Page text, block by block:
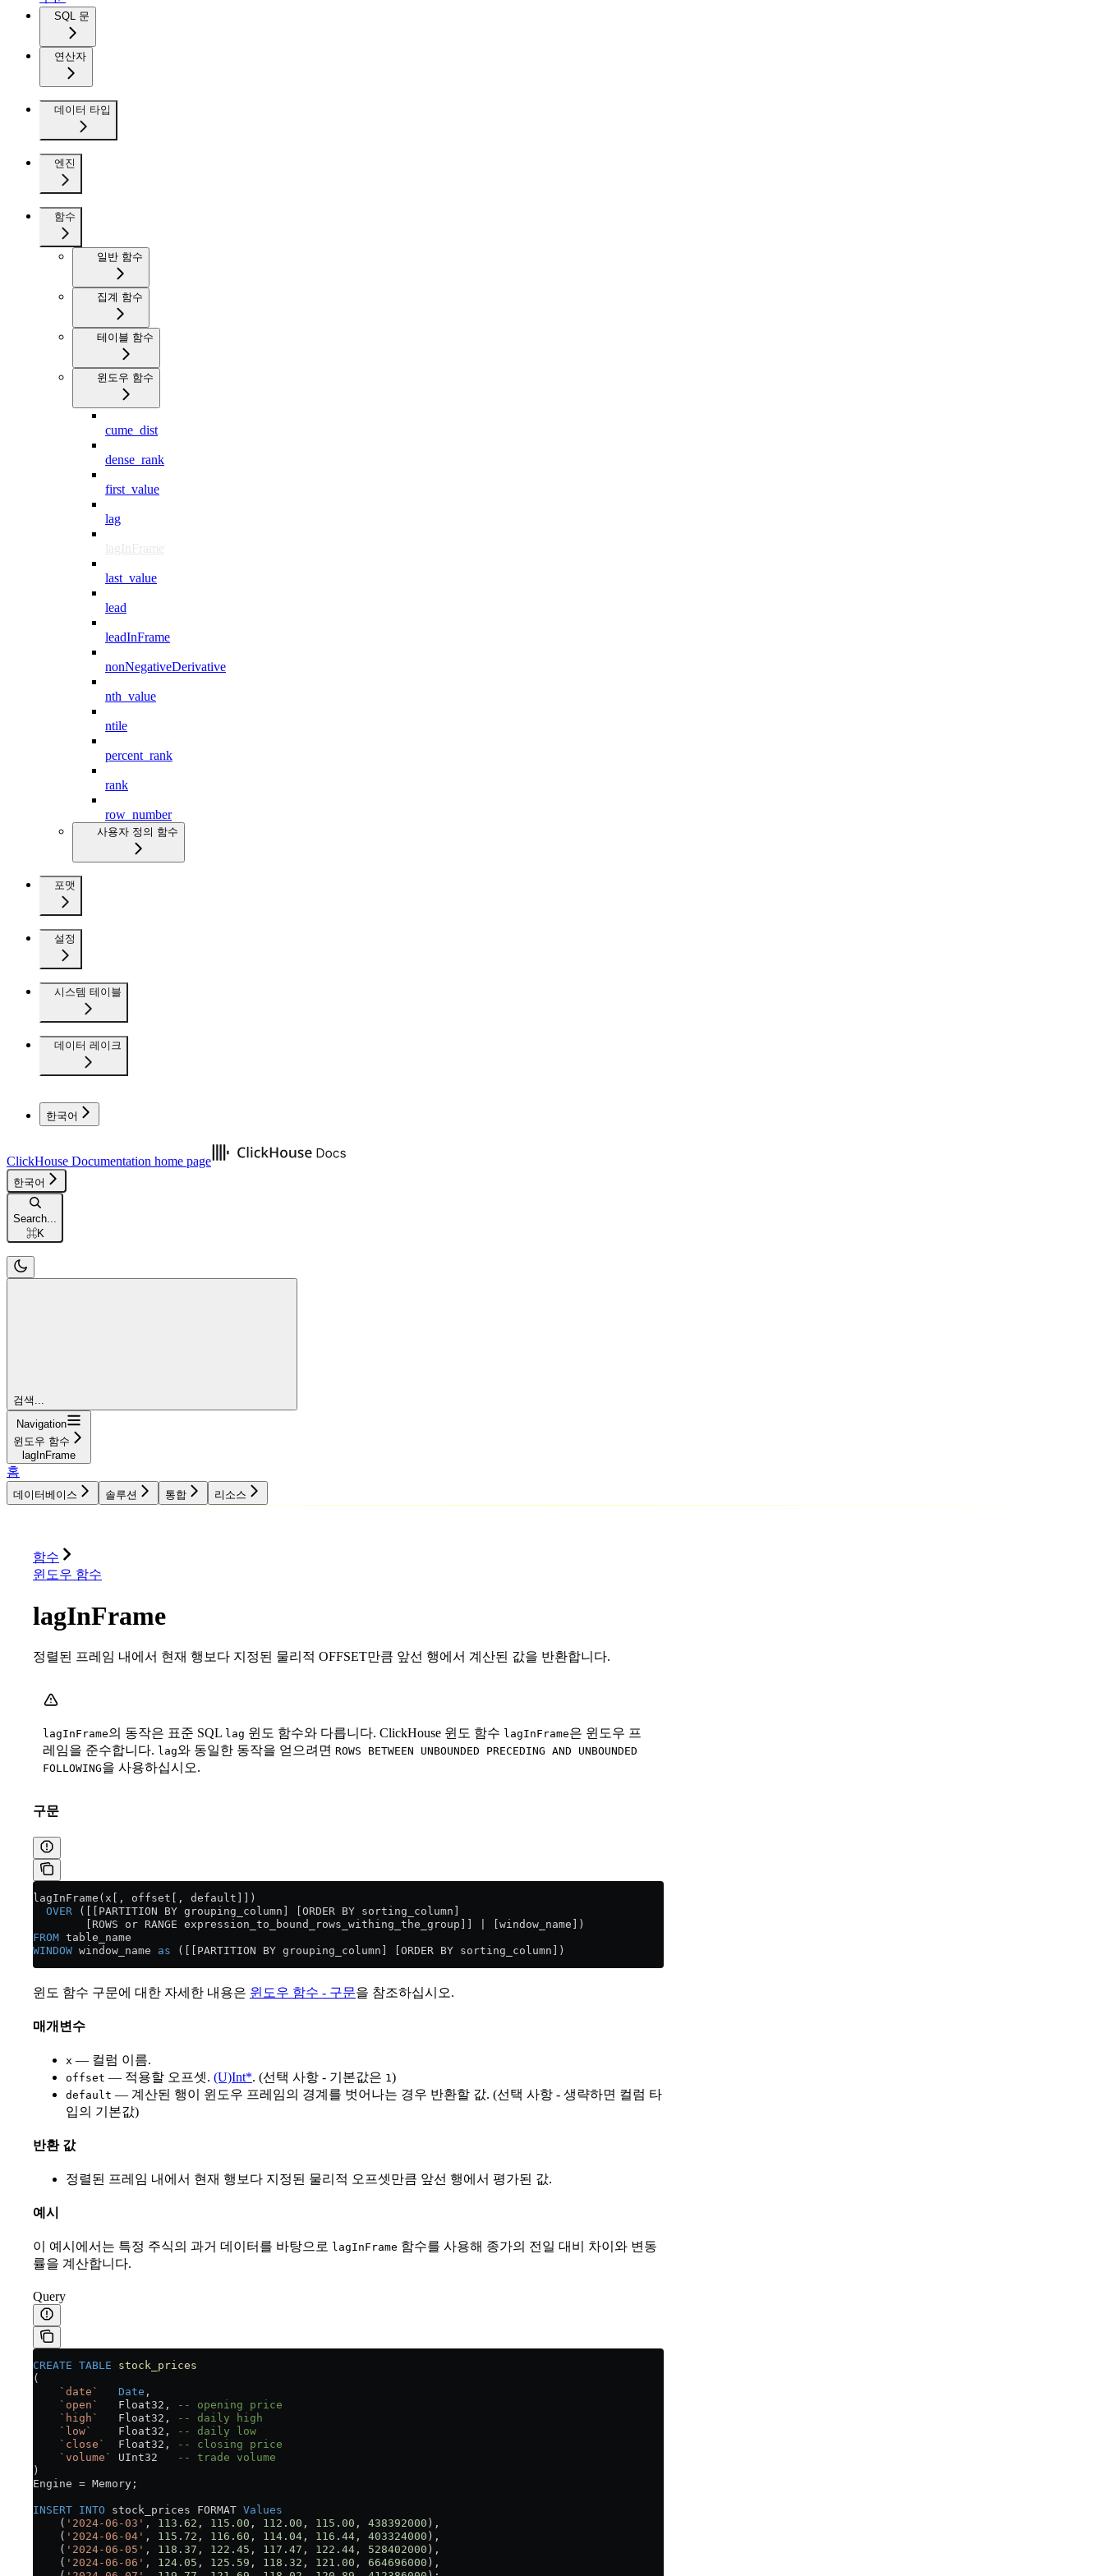
SQL 문
연산자
데이터 타입
엔진
함수
일반 함수
집계 함수
테이블 함수
윈도우 함수
cume_dist
dense_rank
first_value
lag
lagInFrame
last_value
lead
leadInFrame
nonNegativeDerivative
nth_value
ntile
percent_rank
rank
row_number
사용자 정의 함수
포맷
설정
시스템 테이블
데이터 레이크
한국어
ClickHouse Documentation home page
한국어
Search...
⌘K
검색...
Navigation
윈도우 함수
lagInFrame
홈
데이터베이스 솔루션 통합 리소스
함수
윈도우 함수
lagInFrame
정렬된 프레임 내에서 현재 행보다 지정된 물리적 OFFSET만큼 앞선 행에서 계산된 값을 반환합니다.
lagInFrame의 동작은 표준 SQL lag 윈도 함수와 다릅니다. ClickHouse 윈도 함수 lagInFrame은 윈도우 프
레임을 준수합니다. lag와 동일한 동작을 얻으려면 ROWS BETWEEN UNBOUNDED PRECEDING AND UNBOUNDED
FOLLOWING을 사용하십시오.
구문
lagInFrame(x[, offset[, default]])
  OVER
([[PARTITION BY grouping_column] [ORDER BY sorting_column]
        [ROWS or RANGE expression_to_bound_rows_withing_the_group]] | [window_name])
FROM table_name
WINDOW window_name as ([[PARTITION BY grouping_column] [ORDER BY sorting_column])
윈도 함수 구문에 대한 자세한 내용은 윈도우 함수 - 구문을 참조하십시오.
매개변수
x — 컬럼 이름.
offset — 적용할 오프셋. (U)Int*. (선택 사항 - 기본값은 1)
default — 계산된 행이 윈도우 프레임의 경계를 벗어나는 경우 반환할 값. (선택 사항 - 생략하면 컬럼 타
입의 기본값)
반환 값
정렬된 프레임 내에서 현재 행보다 지정된 물리적 오프셋만큼 앞선 행에서 평가된 값.
예시
이 예시에서는 특정 주식의 과거 데이터를 바탕으로 lagInFrame 함수를 사용해 종가의 전일 대비 차이와 변동
률을 계산합니다.
Query
CREATE TABLE stock_prices
(
    `date`
   Date
,
    `open`
   Float32,
-- opening price
    `high`
   Float32,
-- daily high
    `low`
    Float32,
-- daily low
    `close`
  Float32,
-- closing price
    `volume`
UInt32
-- trade volume
)
Engine = Memory;
INSERT INTO stock_prices FORMAT Values
    (
'2024-06-03' , 113 . 62 , 115 . 00 , 112 . 00 , 115 . 00 , 438392000 ),
    (
'2024-06-04' , 115 . 72 , 116 . 60 , 114 . 04 , 116 . 44 , 403324000 ),
    (
'2024-06-05' , 118 . 37 , 122 . 45 , 117 . 47 , 122 . 44 , 528402000 ),
    (
'2024-06-06' , 124 . 05 , 125 . 59 , 118 . 32 , 121 . 00 , 664696000 ),